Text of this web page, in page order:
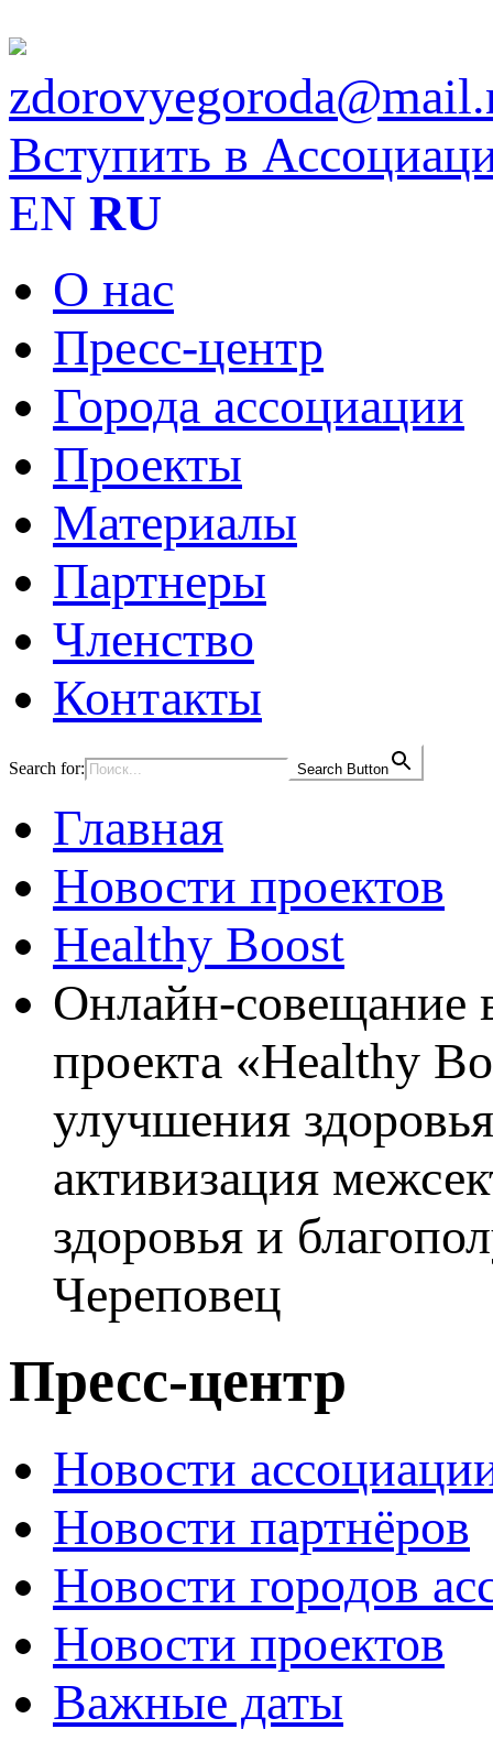
Вступить в
EN RU
О нас
Пресс-центр
Города ассоциации
Проекты
Материалы
Партнеры
Членство
Контакты
Search for: Search Button
Главная
Новости проектов
Healthy Boost
Онлайн-совещание
проекта «Healthy
улучшения
активизация
здоровья и
Череповец
Пресс-центр
Новости
Новости партнёров
Новости городов
Новости проектов
Важные даты